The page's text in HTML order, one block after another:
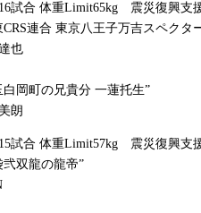
試合 体重Limit65kg 震災復興支
CRS連合 東京八王子万吉スペクタ
也
白岡町の兄貴分 一蓮托生”
朗
試合 体重Limit57kg 震災復興支
弐双龍の龍帝”